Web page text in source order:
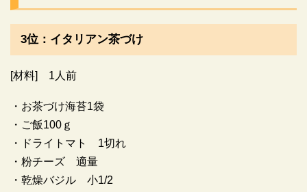
3位：イタリアン茶づけ
[材料] 1人前
・お茶づけ海苔1袋
・ご飯100ｇ
・ドライトマト 1切れ
・粉チーズ 適量
・乾燥バジル 小1/2